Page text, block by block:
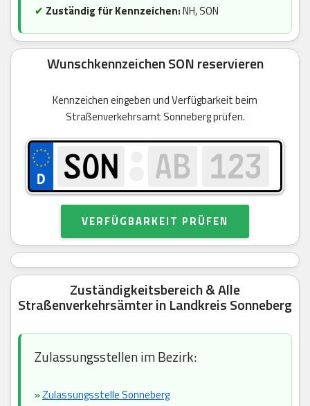
✔ Zuständig für Kennzeichen:NH, SON
Wunschkennzeichen SON reservieren
Kennzeichen eingeben und Verfügbarkeit beim
Straßenverkehrsamt Sonneberg prüfen.
VERFÜGBARKEIT PRÜFEN
Zuständigkeitsbereich & Alle
Straßenverkehrsämter in Landkreis Sonneberg
Zulassungsstellen im Bezirk:
»Zulassungsstelle Sonneberg